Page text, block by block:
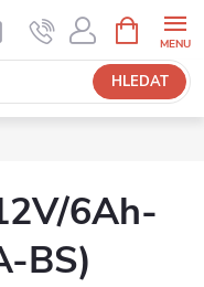
HLEDAT
NÁKUPNÍ
KOŠÍK
6Ah-
BS)